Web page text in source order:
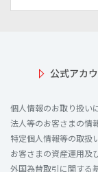
公式アカ
個人情報のお取り扱い
法人等のお客さまの情
特定個人情報等の取扱
お客さまの資産運用及
外国為替取引に関する